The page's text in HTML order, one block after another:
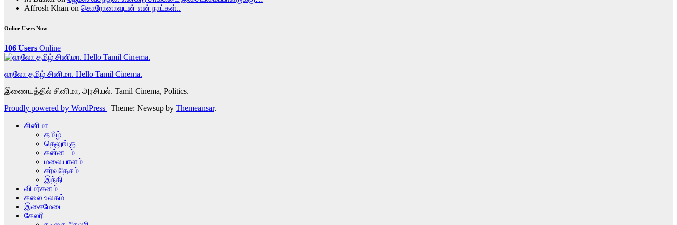
Affrosh Khan on கொரோனாவுடன் என் நாட்கள்..
Online Users Now
106 Users Online
ஹலோ தமிழ் சினிமா. Hello Tamil Cinema.
இணையத்தில் சினிமா, அரசியல். Tamil Cinema, Politics.
Proudly powered by WordPress | Theme: Newsup by Themeansar.
சினிமா
தமிழ்
தெலுங்கு
கன்னடம்
மலையாளம்
சர்வதேசம்
இந்தி
விமர்சனம்
கலை உலகம்
இசைமேடை
கேலரி